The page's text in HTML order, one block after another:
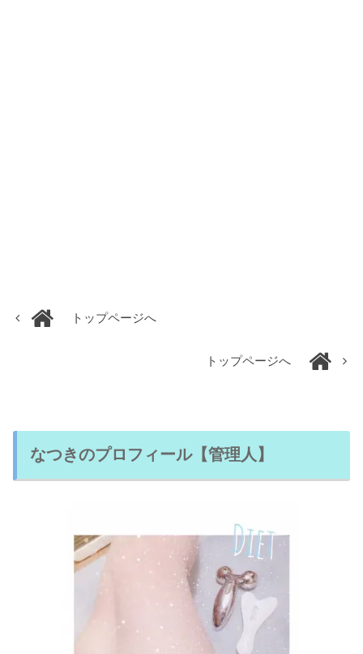
トップページへ
トップページへ
なつきのプロフィール【管理人】